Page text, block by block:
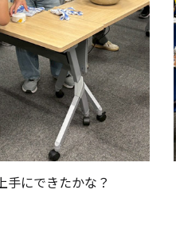
手にできたかな？